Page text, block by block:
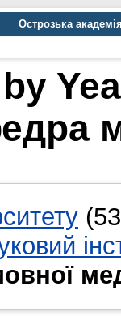
Острозька